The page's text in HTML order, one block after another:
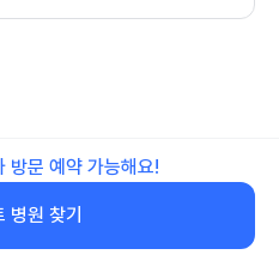
방문 예약 가능해요!
병원 찾기